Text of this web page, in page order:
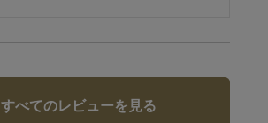
すべてのレビューを見る